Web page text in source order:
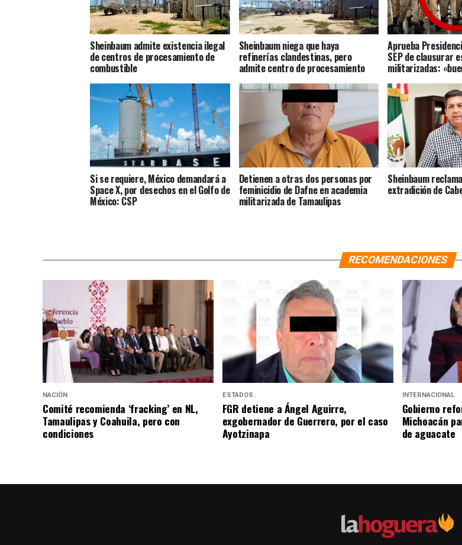
Sheinbaum admite existencia ilegal
de centros de procesamiento de
combustible
Sheinbaum niega que haya
refinerías clandestinas, pero
admite centro de procesamiento
Aprueba
SEP de clausurar
militarizadas:
Si se requiere, México demandará a
Space X, por desechos en el Golfo de
México: CSP
Detienen a otras dos personas por
feminicidio de Dafne en academia
militarizada de Tamaulipas
Sheinbaum
extradición de
RECOMENDACIONES
NACIÓN
Comité recomienda ‘fracking’ en NL,
Tamaulipas y Coahuila, pero con
condiciones
ESTADOS
FGR detiene a Ángel Aguirre,
exgobernador de Guerrero, por el caso
Ayotzinapa
INTERNACIONAL
Gobierno
Michoacán
de aguacate